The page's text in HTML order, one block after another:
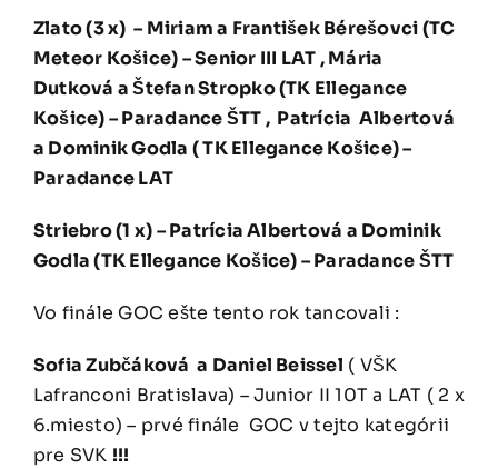
Zlato (3 x) – Miriam a František Bérešovci (TC
Meteor Košice) – Senior III LAT , Mária
Dutková a Štefan Stropko (TK Ellegance
Košice) – Paradance ŠTT , Patrícia Albertová
a Dominik Godla ( TK Ellegance Košice) –
Paradance LAT
Striebro (1 x) – Patrícia Albertová a Dominik
Godla (TK Ellegance Košice) – Paradance ŠTT
Vo finále GOC ešte tento rok tancovali :
Sofia Zubčáková a Daniel Beissel ( VŠK
Lafranconi Bratislava) – Junior II 10T a LAT ( 2 x
6.miesto) – prvé finále GOC v tejto kategórii
pre SVK !!!